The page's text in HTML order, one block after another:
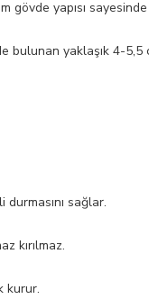
yapısı sayesinde
bulunan yaklaşık 4-5,5
durmasını sağlar.
kırılmaz.
kurur.